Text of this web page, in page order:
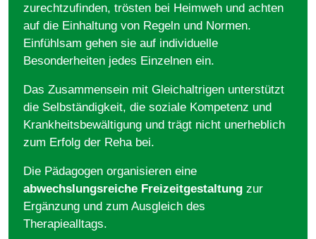
zurechtzufinden, trösten bei Heimweh und achten
auf die Einhaltung von Regeln und Normen.
Einfühlsam gehen sie auf individuelle
Besonderheiten jedes Einzelnen ein.
Das Zusammensein mit Gleichaltrigen unterstützt
die Selbständigkeit, die soziale Kompetenz und
Krankheitsbewältigung und trägt nicht unerheblich
zum Erfolg der Reha bei.
Die Pädagogen organisieren eine
abwechslungsreiche Freizeitgestaltung zur
Ergänzung und zum Ausgleich des
Therapiealltags.